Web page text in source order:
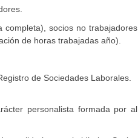
completa), socios no trabajadores
de horas trabajadas año).
de Sociedades Laborales.
personalista formada por al